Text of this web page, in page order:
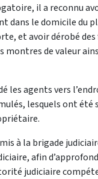
il a reconnu
dans le domicile du
et avoir dérobé des
montres de valeur
les agents vers
lesquels ont été
à la brigade
afin
judiciaire